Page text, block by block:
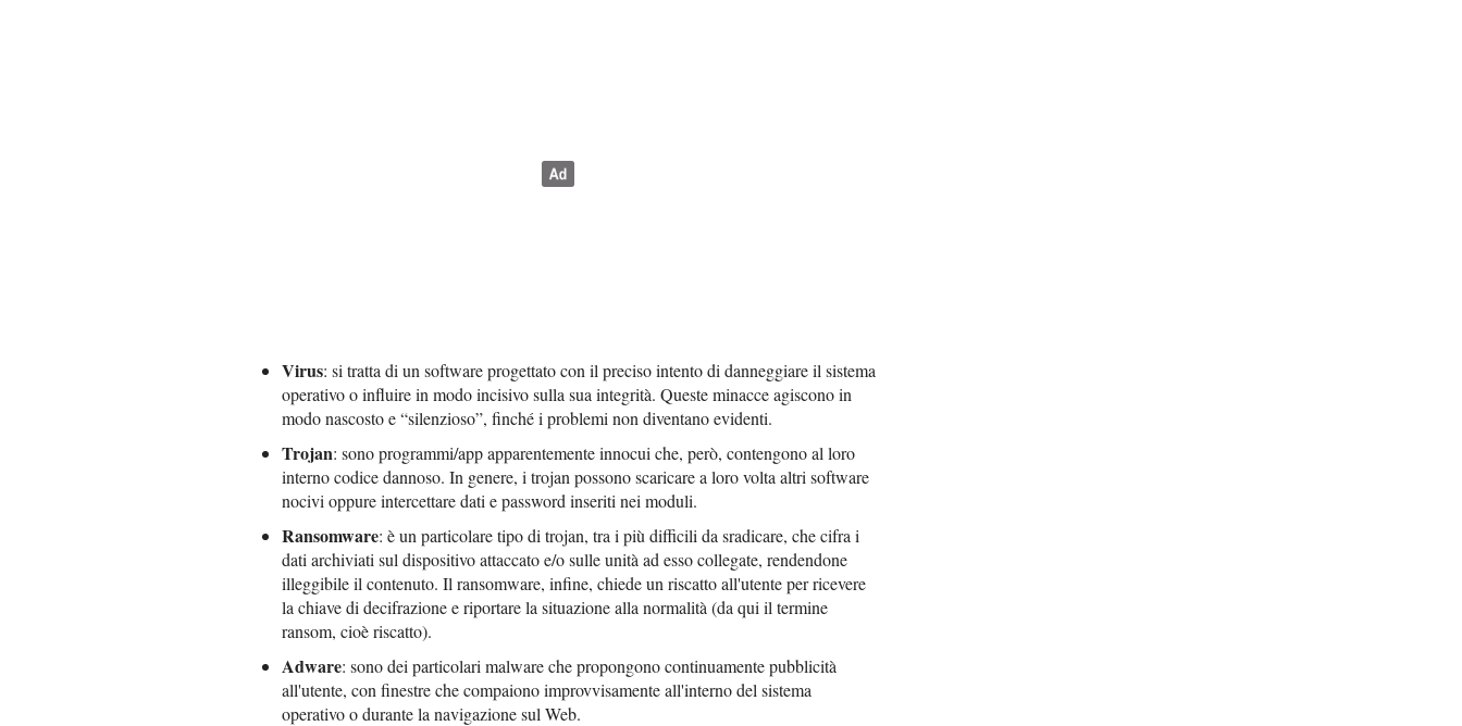
Virus: si tratta di un software progettato con il preciso intento di danneggiare il sistema
operativo o influire in modo incisivo sulla sua integrità. Queste minacce agiscono in
modo nascosto e “silenzioso”, finché i problemi non diventano evidenti.
Trojan: sono programmi/app apparentemente innocui che, però, contengono al loro
interno codice dannoso. In genere, i trojan possono scaricare a loro volta altri software
nocivi oppure intercettare dati e password inseriti nei moduli.
Ransomware: è un particolare tipo di trojan, tra i più difficili da sradicare, che cifra i
dati archiviati sul dispositivo attaccato e/o sulle unità ad esso collegate, rendendone
illeggibile il contenuto. Il ransomware, infine, chiede un riscatto all'utente per ricevere
la chiave di decifrazione e riportare la situazione alla normalità (da qui il termine
ransom, cioè riscatto).
Adware: sono dei particolari malware che propongono continuamente pubblicità
all'utente, con finestre che compaiono improvvisamente all'interno del sistema
operativo o durante la navigazione sul Web.